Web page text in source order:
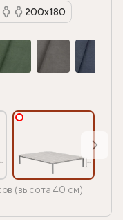
200х180
(высота 40 см)